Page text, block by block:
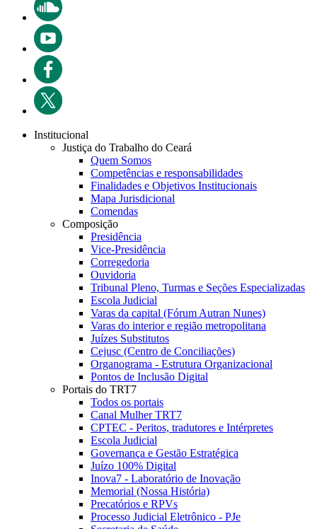
Institucional
Justiça do Trabalho do Ceará
Quem Somos
Competências e responsabilidades
Finalidades e Objetivos Institucionais
Mapa Jurisdicional
Comendas
Composição
Presidência
Vice-Presidência
Corregedoria
Ouvidoria
Tribunal Pleno, Turmas e Seções Especializadas
Escola Judicial
Varas da capital (Fórum Autran Nunes)
Varas do interior e região metropolitana
Juízes Substitutos
Cejusc (Centro de Conciliações)
Organograma - Estrutura Organizacional
Pontos de Inclusão Digital
Portais do TRT7
Todos os portais
Canal Mulher TRT7
CPTEC - Peritos, tradutores e Intérpretes
Escola Judicial
Governança e Gestão Estratégica
Juízo 100% Digital
Inova7 - Laboratório de Inovação
Memorial (Nossa História)
Precatórios e RPVs
Processo Judicial Eletrônico - PJe